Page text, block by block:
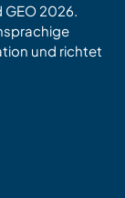
GEO 2026.
und richtet